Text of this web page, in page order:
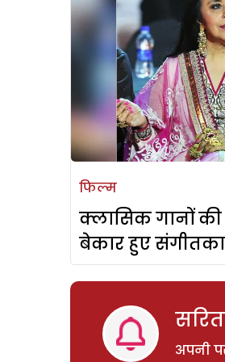
फिल्म
क्लासिक गानों
बेकार हुए
अपनी